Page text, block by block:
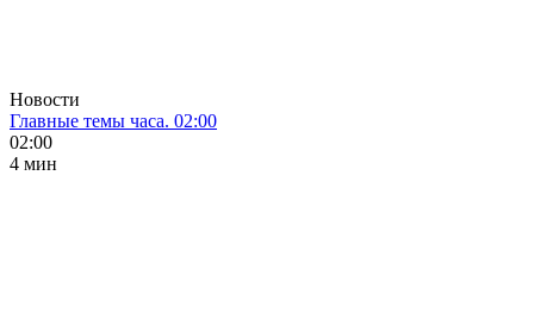
Новости
Главные темы часа. 02:00
02:00
4 мин